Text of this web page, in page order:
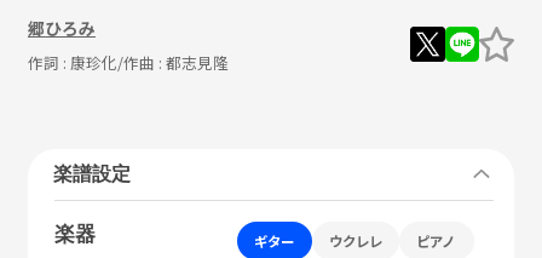
郷ひろみ
作詞 : 康珍化/作曲 : 都志見隆
楽譜設定
楽器 ギター ウクレレ ピアノ